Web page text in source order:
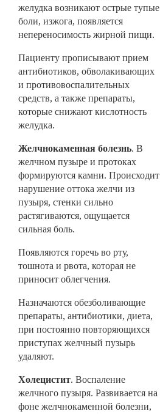
желудка возникают острые тупые
боли, изжога, появляется
непереносимость жирной пищи.
Пациенту прописывают прием
антибиотиков, обволакивающих
и противовоспалительных
средств, а также препараты,
которые снижают кислотность
желудка.
Желчнокаменная болезнь. В
желчном пузыре и протоках
формируются камни. Происходит
нарушение оттока желчи из
пузыря, стенки сильно
растягиваются, ощущается
сильная боль.
Появляются горечь во рту,
тошнота и рвота, которая не
приносит облегчения.
Назначаются обезболивающие
препараты, антибиотики, диета,
при постоянно повторяющихся
приступах желчный пузырь
удаляют.
Холецистит. Воспаление
желчного пузыря. Развивается на
фоне желчнокаменной болезни,